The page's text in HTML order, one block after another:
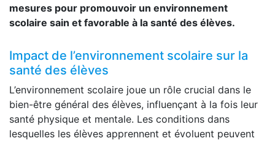
mesures pour promouvoir un environnement
scolaire sain et favorable à la santé des élèves.
Impact de l’environnement scolaire sur la
santé des élèves
L’environnement scolaire joue un rôle crucial dans le
bien-être général des élèves, influençant à la fois leur
santé physique et mentale. Les conditions dans
lesquelles les élèves apprennent et évoluent peuvent